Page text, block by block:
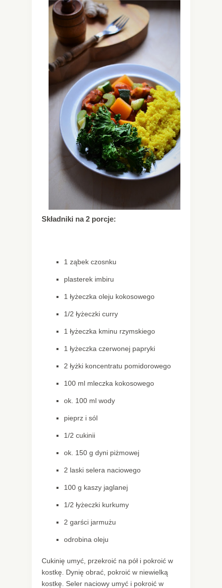
Składniki na 2 porcje:
1 ząbek czosnku
plasterek imbiru
1 łyżeczka oleju kokosowego
1/2 łyżeczki curry
1 łyżeczka kminu rzymskiego
1 łyżeczka czerwonej papryki
2 łyżki koncentratu pomidorowego
100 ml mleczka kokosowego
ok. 100 ml wody
pieprz i sól
1/2 cukinii
ok. 150 g dyni piżmowej
2 laski selera naciowego
100 g kaszy jaglanej
1/2 łyżeczki kurkumy
2 garści jarmużu
odrobina oleju
Cukinię umyć, przekroić na pół i pokroić w
kostkę. Dynię obrać, pokroić w niewielką
kostkę. Seler naciowy umyć i pokroić w